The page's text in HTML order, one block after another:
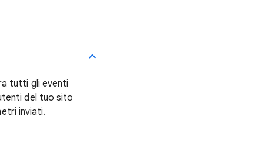
tutti gli eventi
del tuo sito
inviati.